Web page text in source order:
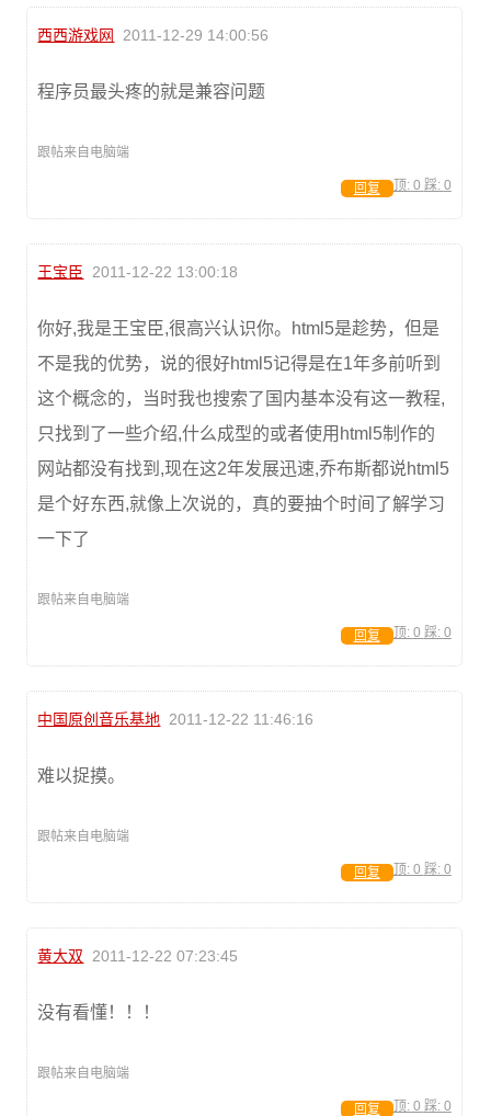
西西游戏网 2011-12-29 14:00:56
程序员最头疼的就是兼容问题
跟帖来自电脑端
顶: 0 踩: 0
回复
王宝臣 2011-12-22 13:00:18
你好,我是王宝臣,很高兴认识你。html5是趁势，但是
不是我的优势，说的很好html5记得是在1年多前听到
这个概念的，当时我也搜索了国内基本没有这一教程,
只找到了一些介绍,什么成型的或者使用html5制作的
网站都没有找到,现在这2年发展迅速,乔布斯都说html5
是个好东西,就像上次说的，真的要抽个时间了解学习
一下了
跟帖来自电脑端
顶: 0 踩: 0
回复
中国原创音乐基地 2011-12-22 11:46:16
难以捉摸。
跟帖来自电脑端
顶: 0 踩: 0
回复
黄大双 2011-12-22 07:23:45
没有看懂！！！
跟帖来自电脑端
顶: 0 踩: 0
回复